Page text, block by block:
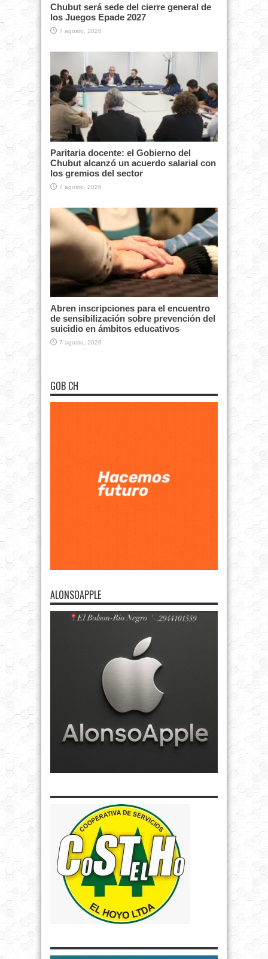
Chubut será sede del cierre general de
los Juegos Epade 2027
7 agosto, 2026
Paritaria docente: el Gobierno del
Chubut alcanzó un acuerdo salarial con
los gremios del sector
7 agosto, 2026
Abren inscripciones para el encuentro
de sensibilización sobre prevención del
suicidio en ámbitos educativos
7 agosto, 2026
GOB CH
ALONSOAPPLE